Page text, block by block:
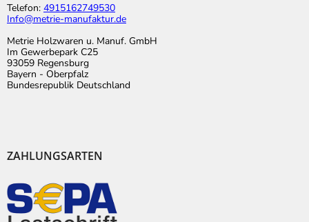
Telefon: 4915162749530
Info@metrie-manufaktur.de
Metrie Holzwaren u. Manuf. GmbH
Im Gewerbepark C25
93059 Regensburg
Bayern - Oberpfalz
Bundesrepublik Deutschland
ZAHLUNGSARTEN